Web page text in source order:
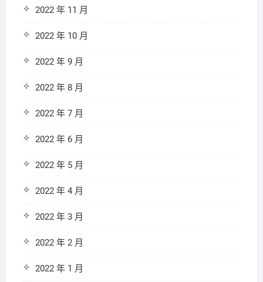
2022 年 11 月
2022 年 10 月
2022 年 9 月
2022 年 8 月
2022 年 7 月
2022 年 6 月
2022 年 5 月
2022 年 4 月
2022 年 3 月
2022 年 2 月
2022 年 1 月